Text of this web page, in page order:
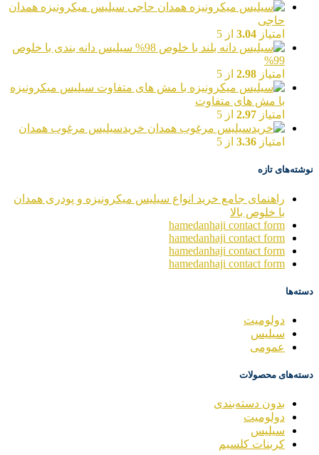
سیلیس میکرونیزه همدان
حاجی
امتیاز 3.04 از 5
سیلیس دانه بندی با خلوص
99%
امتیاز 2.98 از 5
سیلیس میکرونیزه
با مش های متفاوت
امتیاز 2.97 از 5
خریدسیلیس مرغوب همدان
امتیاز 3.36 از 5
نوشته‌های تازه
راهنمای جامع خرید انواع سیلیس میکرونیزه و پودری همدان
با خلوص بالا
hamedanhaji contact form
hamedanhaji contact form
hamedanhaji contact form
hamedanhaji contact form
دسته‌ها
دولومیت
سیلیس
عمومی
دسته‌های محصولات
بدون دسته‌بندی
دولومیت
سیلیس
کربنات کلسیم